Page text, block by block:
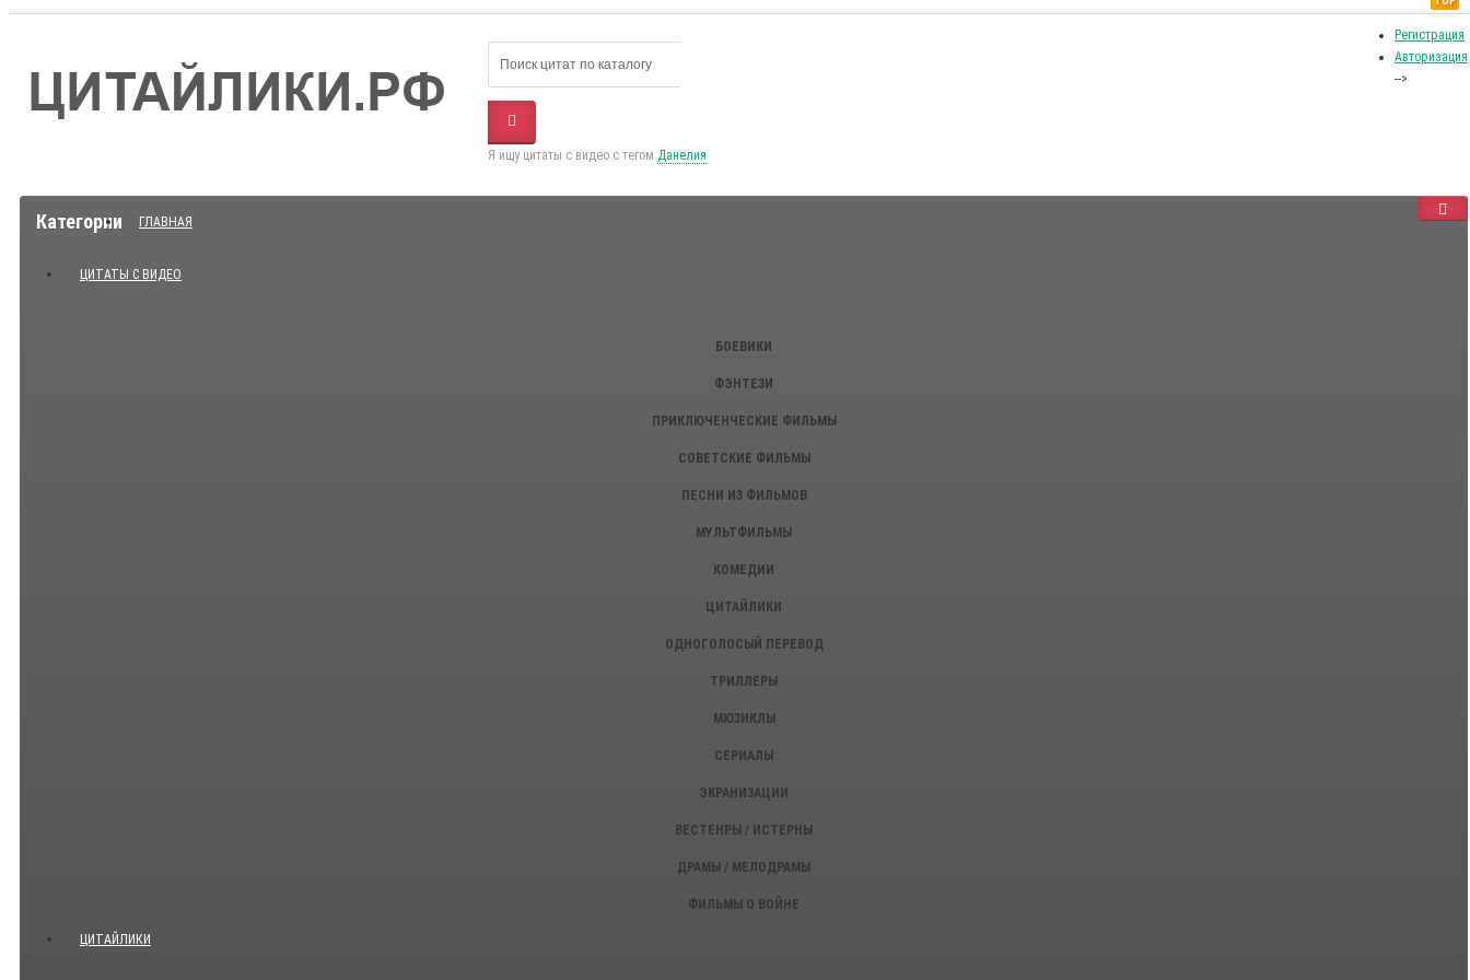
Регистрация
Авторизация
-->
Я ищу цитаты с видео с тегом Данелия
Категории ГЛАВНАЯ
ЦИТАТЫ С ВИДЕО
БОЕВИКИ
ФЭНТЕЗИ
ПРИКЛЮЧЕНЧЕСКИЕ ФИЛЬМЫ
СОВЕТСКИЕ ФИЛЬМЫ
ПЕСНИ ИЗ ФИЛЬМОВ
МУЛЬТФИЛЬМЫ
КОМЕДИИ
ЦИТАЙЛИКИ
ОДНОГОЛОСЫЙ ПЕРЕВОД
ТРИЛЛЕРЫ
МЮЗИКЛЫ
СЕРИАЛЫ
ЭКРАНИЗАЦИИ
ВЕСТЕНРЫ / ИСТЕРНЫ
ДРАМЫ / МЕЛОДРАМЫ
ФИЛЬМЫ О ВОЙНЕ
ЦИТАЙЛИКИ